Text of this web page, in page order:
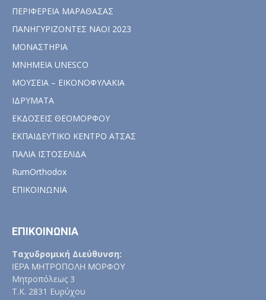
ΠΕΡΙΦΕΡΕΙΑ ΜΑΡΑΘΑΣΑΣ
ΠΑΝΗΓΥΡΙΖΟΝΤΕΣ ΝΑΟΙ 2023
ΜΟΝΑΣΤΗΡΙΑ
ΜΝΗΜΕΙΑ UNESCO
ΜΟΥΣΕΙΑ – ΕΙΚΟΝΟΦΥΛΑΚΙΑ
ΙΔΡΥΜΑΤΑ
ΕΚΔΟΣΕΙΣ ΘΕΟΜΟΡΦΟΥ
ΕΚΠΑΙΔΕΥΤΙΚΟ ΚΕΝΤΡΟ ΑΤΣΑΣ
ΠΑΛΙΑ ΙΣΤΟΣΕΛΙΔΑ
RumOrthodox
ΕΠΙΚΟΙΝΩΝΙΑ
ΕΠΙΚΟΙΝΩΝΙΑ
Ταχυδρομική Διεύθυνση:
ΙΕΡΑ ΜΗΤΡΟΠΟΛΗ ΜΟΡΦΟΥ
Μητροπόλεως 3
Τ.Κ. 2831 Ευρύχου